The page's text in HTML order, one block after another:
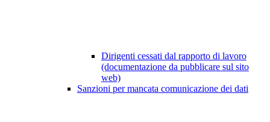
Dirigenti cessati dal rapporto di lavoro
(documentazione da pubblicare sul sito
web)
Sanzioni per mancata comunicazione dei dati